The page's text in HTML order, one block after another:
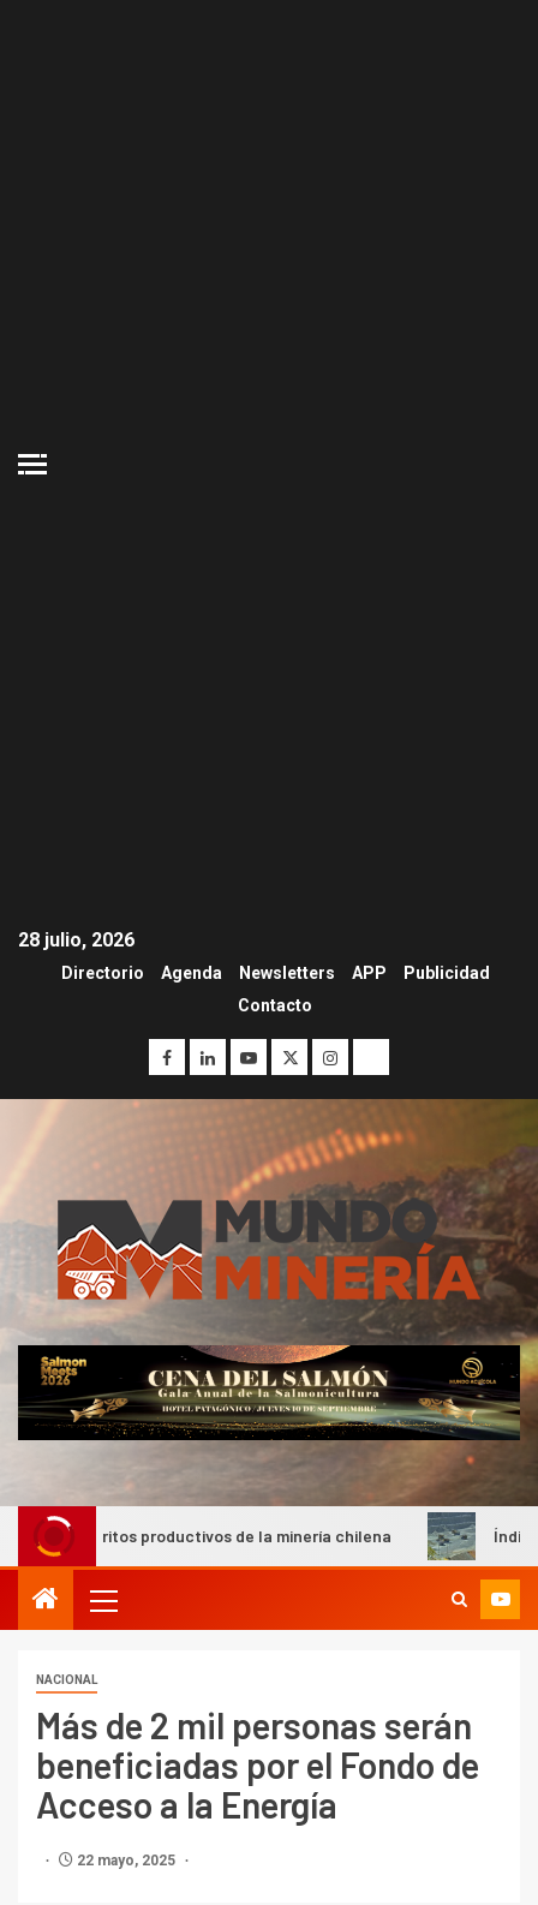
28 julio, 2026
Directorio Agenda Newsletters APP
Publicidad
Contacto
productivos de la minería chilena Índice de Precios de
NACIONAL
Más de 2 mil personas serán
beneficiadas por el Fondo de
Acceso a la Energía
22 mayo, 2025